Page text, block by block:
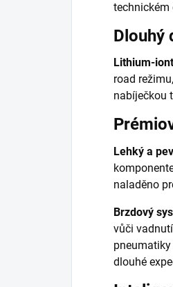
technickém
Dlouhý
Lithium-
road
nabíječkou
Lehký a
naladěno
Brzdový
vůči
pneumatiky
dlouhé